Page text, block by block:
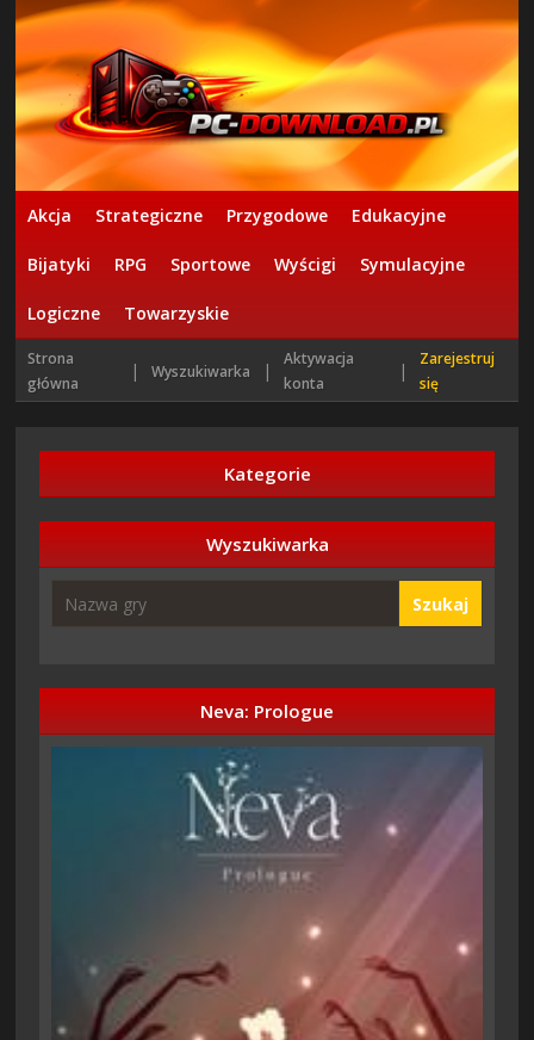
Akcja Strategiczne Przygodowe Edukacyjne
Bijatyki RPG Sportowe Wyścigi Symulacyjne
Logiczne Towarzyskie
Strona
główna
| Wyszukiwarka |
Aktywacja
konta
|
Zarejestruj
się
Kategorie
Wyszukiwarka
Szukaj
Neva: Prologue